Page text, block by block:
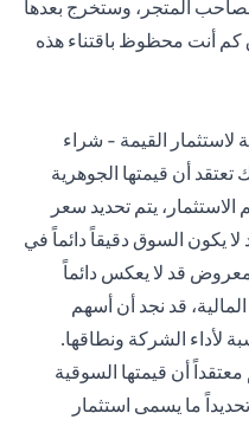
المتجر، وستخرج بعدها
كم أنت محظوظ باقتناء هذه
القيمة - شراء
أن قيمتها الجوهرية
يتم تحديد سعر
يكون السوق دقيقاً دائماً في
قد لا يعكس دائماً
قد نجد أن أسهم
لأداء الشركة ونطاقها.
أن قيمتها السوقية
ما يسمى استثمار